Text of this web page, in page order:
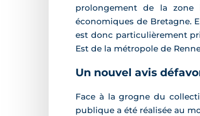
prolongement de la zone
économiques de Bretagne.
est donc particulièrement
Est de la métropole de
Un nouvel avis
Face à la grogne du
publique a été réalisée au